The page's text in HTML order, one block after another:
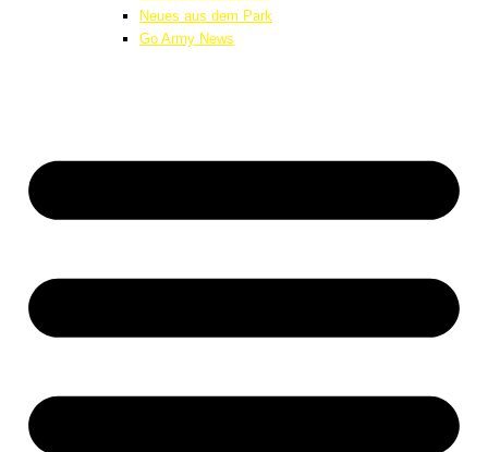
Neues aus dem Park
Go Army News